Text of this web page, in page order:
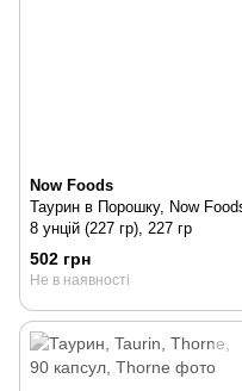
Now Foods
Таурин в Порошку, Now
8 унцій (227 гр), 227 гр
502 грн
Не в наявності